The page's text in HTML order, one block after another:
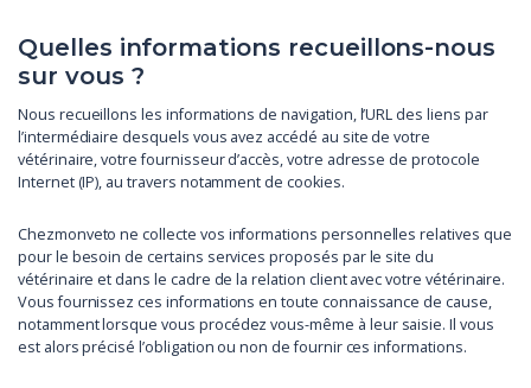
Quelles informations recueillons-nous
sur vous ?
Nous recueillons les informations de navigation, l’URL des liens par
l’intermédiaire desquels vous avez accédé au site de votre
vétérinaire, votre fournisseur d’accès, votre adresse de protocole
Internet (IP), au travers notamment de cookies.
Chezmonveto ne collecte vos informations personnelles relatives que
pour le besoin de certains services proposés par le site du
vétérinaire et dans le cadre de la relation client avec votre vétérinaire.
Vous fournissez ces informations en toute connaissance de cause,
notamment lorsque vous procédez vous-même à leur saisie. Il vous
est alors précisé l’obligation ou non de fournir ces informations.